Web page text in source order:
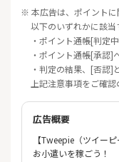
※ 本広告は、ポイントに
以下のいずれかに該当
・ポイント通帳[判定
・ポイント通帳[承認]
・判定の結果、[否認]
上記注意事項をご確認
広告概要
【Tweepie（ツイー
お小遣いを稼ごう！